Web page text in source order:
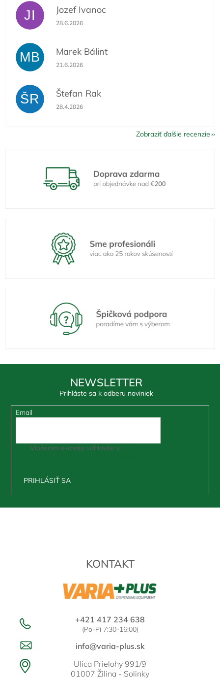
JI Jozef Ivanoc
Hodnotenie obchodu je 5 z 5 hviezdičiek.
28.6.2026
MB Marek Bálint
Hodnotenie obchodu je 5 z 5 hviezdičiek.
21.6.2026
ŠR Štefan Rak
Hodnotenie obchodu je 5 z 5 hviezdičiek.
28.4.2026
Zobraziť ďalšie recenzie
NEWSLETTER
Prihláste sa k odberu noviniek
Email
Vložením e-mailu súhlasíte s
PRIHLÁSIŤ SA
KONTAKT
+421 417 234 638
(Po-Pi 7:30-16:00)
info@varia-plus.sk
Ulica Prielohy 991/9
01007 Žilina - Solinky